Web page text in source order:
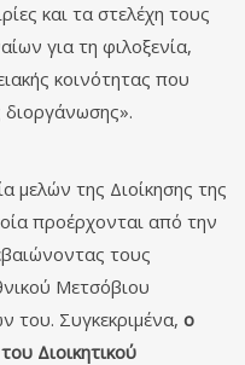
και τα στελέχη τους
για τη φιλοξενία,
κοινότητας που
διοργάνωσης».
μελών της Διοίκησης της
προέρχονται από την
τους
Μετσόβιου
του. Συγκεκριμένα, ο
Διοικητικού